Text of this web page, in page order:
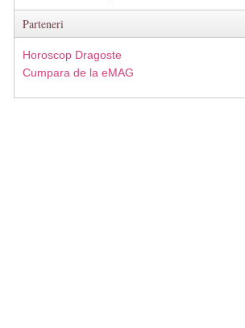
Parteneri
Horoscop Dragoste
Cumpara de la eMAG